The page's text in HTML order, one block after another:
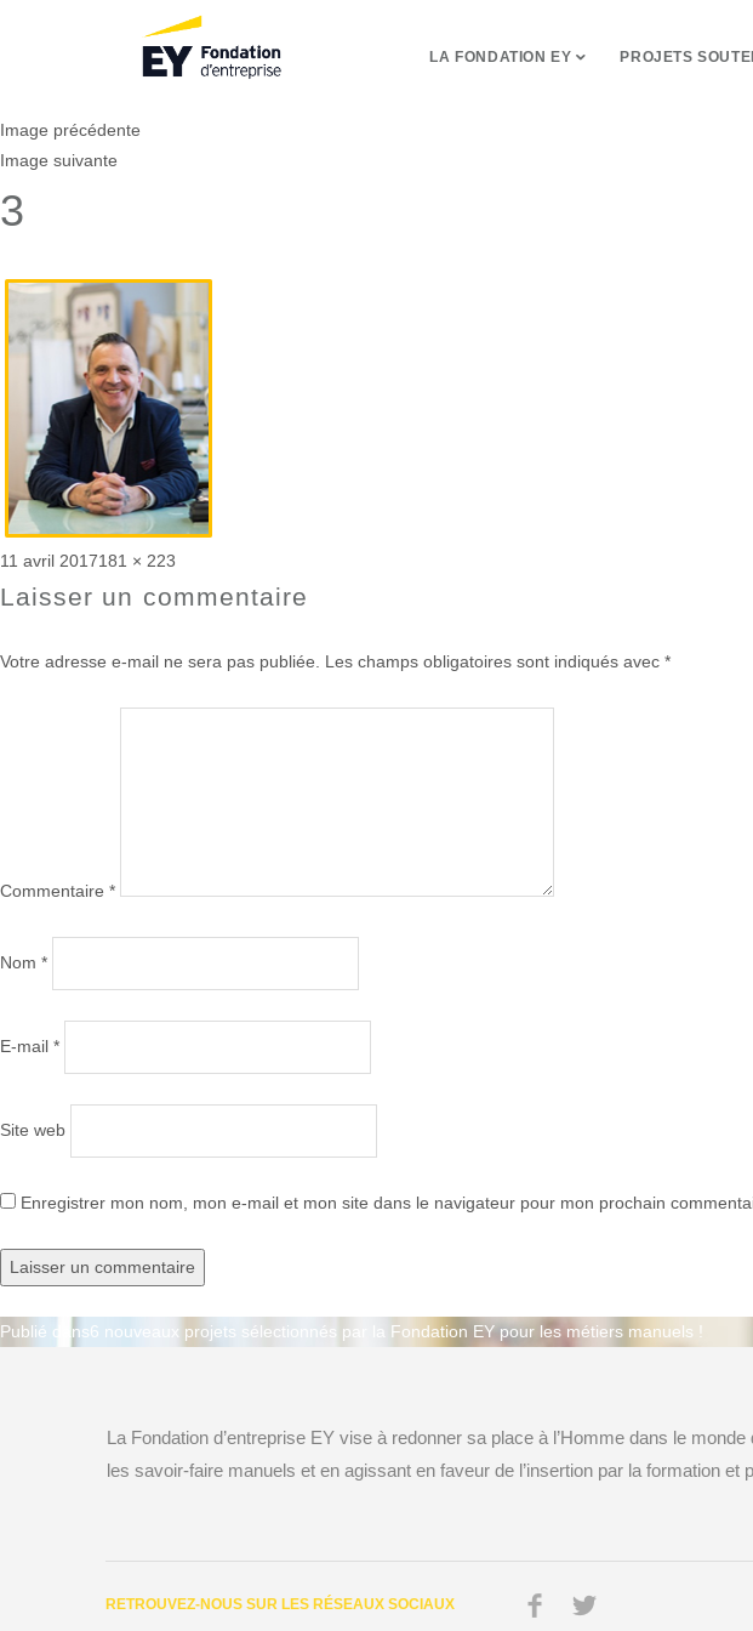
LA FONDATION EY PROJETS
Image précédente
Image suivante
3
Publié
le
11 avril 2017Taille
réelle
181 × 223
Laisser un commentaire
Votre adresse e-mail ne sera pas publiée. Les champs obligatoires sont indiqués avec *
Commentaire *
Nom *
E-mail *
Site web
Enregistrer mon nom, mon e-mail et mon site dans le navigateur pour mon prochain
Navigation
l’article
Publié dans6 nouveaux projets sélectionnés par la Fondation EY pour les métiers manuels !
La Fondation d’entreprise EY vise à redonner sa place à l’Homme dans le
les savoir-faire manuels et en agissant en faveur de l’insertion par la formation et
RETROUVEZ-NOUS SUR LES RÉSEAUX SOCIAUX